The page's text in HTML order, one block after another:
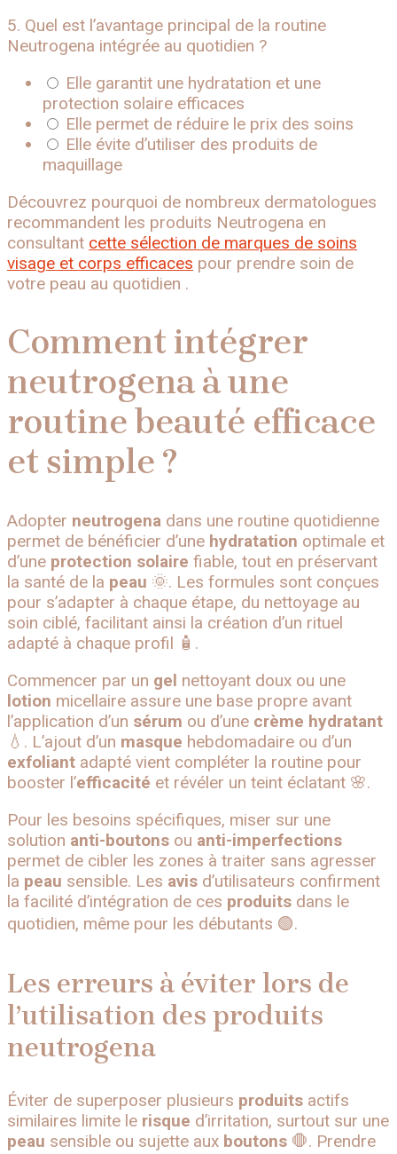
5. Quel est l’avantage principal de la routine
Neutrogena intégrée au quotidien ?
Elle garantit une hydratation et une
protection solaire efficaces
Elle permet de réduire le prix des soins
Elle évite d’utiliser des produits de
maquillage
Découvrez pourquoi de nombreux dermatologues
recommandent les produits Neutrogena en
consultant cette sélection de marques de soins
visage et corps efficaces pour prendre soin de
votre peau au quotidien .
Comment intégrer
neutrogena à une
routine beauté efficace
et simple ?
Adopter neutrogena dans une routine quotidienne
permet de bénéficier d’une hydratation optimale et
d’une protection solaire fiable, tout en préservant
la santé de la peau 🌞. Les formules sont conçues
pour s’adapter à chaque étape, du nettoyage au
soin ciblé, facilitant ainsi la création d’un rituel
adapté à chaque profil 🧴.
Commencer par un gel nettoyant doux ou une
lotion micellaire assure une base propre avant
l’application d’un sérum ou d’une crème hydratant
💧. L’ajout d’un masque hebdomadaire ou d’un
exfoliant adapté vient compléter la routine pour
booster l’efficacité et révéler un teint éclatant 🌸.
Pour les besoins spécifiques, miser sur une
solution anti-boutons ou anti-imperfections
permet de cibler les zones à traiter sans agresser
la peau sensible. Les avis d’utilisateurs confirment
la facilité d’intégration de ces produits dans le
quotidien, même pour les débutants 🟢.
Les erreurs à éviter lors de
l’utilisation des produits
neutrogena
Éviter de superposer plusieurs produits actifs
similaires limite le risque d’irritation, surtout sur une
peau sensible ou sujette aux boutons 🛑. Prendre